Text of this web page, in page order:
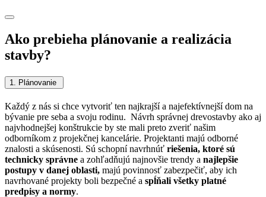
Ako prebieha plánovanie a realizácia
stavby?
1. Plánovanie
Každý z nás si chce vytvoriť ten najkrajší a najefektívnejší dom na
bývanie pre seba a svoju rodinu. Návrh správnej drevostavby ako aj
najvhodnejšej konštrukcie by ste mali preto zveriť našim
odborníkom z projekčnej kancelárie. Projektanti majú odborné
znalosti a skúsenosti. Sú schopní navrhnúť riešenia, ktoré sú
technicky správne a zohľadňujú najnovšie trendy a najlepšie
postupy v danej oblasti, majú povinnosť zabezpečiť, aby ich
navrhované projekty boli bezpečné a spĺňali všetky platné
predpisy a normy.